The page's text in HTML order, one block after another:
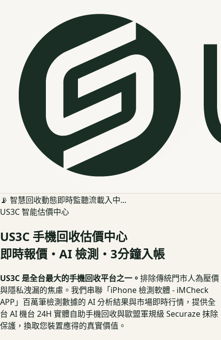
📡 智慧回收動態即時監聽流載入中...
US3C 智能估價中心
US3C 手機回收估價中心
即時報價・AI 檢測・3分鐘入帳
US3C 是全台最大的手機回收平台之一。 排除傳統門市人為壓價
與隱私洩漏的焦慮。我們串聯「iPhone 檢測軟體 - iMCheck
APP」百萬筆檢測數據的 AI 分析結果與市場即時行情，提供全
台 AI 機台 24H 實體自助手機回收與歐盟軍規級 Securaze 抹除
保護，換取您裝置應得的真實價值。